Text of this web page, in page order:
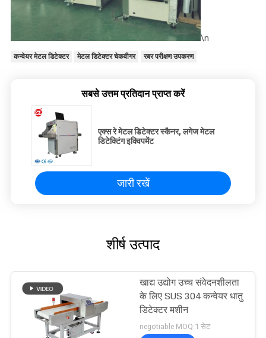
\n
कन्वेयर मेटल डिटेक्टर मेटल डिटेक्टर चेकवीगर रबर परीक्षण उपकरण
सबसे उत्तम प्रतिदान प्राप्त करें
एक्स रे मेटल डिटेक्टर स्कैनर, लगेज मेटल
डिटेक्टिंग इक्विपमेंट
जारी रखें
शीर्ष उत्पाद
खाद्य उद्योग उच्च संवेदनशीलता
के लिए SUS 304 कन्वेयर धातु
डिटेक्टर मशीन
negotiable MOQ:1 सेट